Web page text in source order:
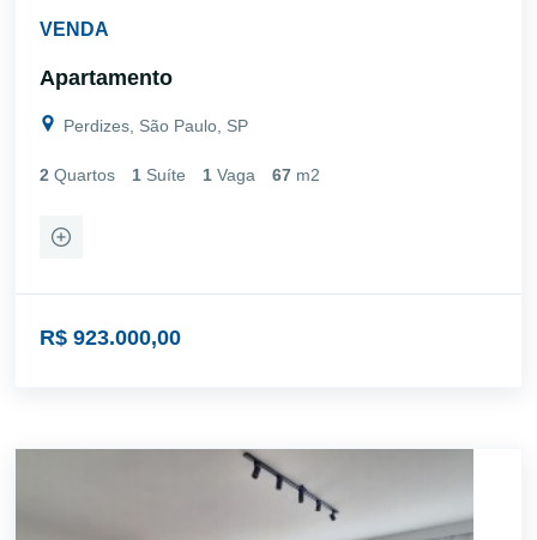
VENDA
Apartamento
Perdizes, São Paulo, SP
2 Quartos 1 Suíte 1 Vaga 67 m2
R$ 923.000,00